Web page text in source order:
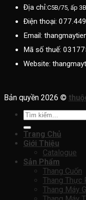
Địa chỉ:C5B/75, ấp
Điện thoại:
Email:
Mã số thuế:
Website:
Bản quyền 2026 ©
Tìm
Trang Chủ
Giới Thiệu
Catalogue
Sản Phẩm
Thang Cuốn
Thang Thực
Thang Máy